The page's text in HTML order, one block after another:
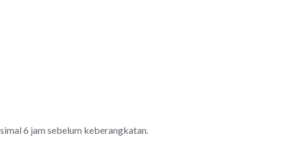
6 jam sebelum keberangkatan.